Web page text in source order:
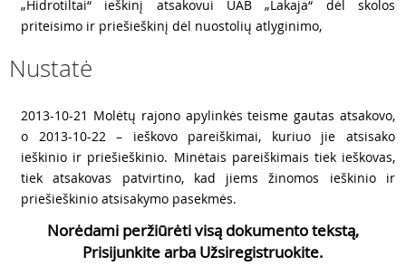
„Hidrotiltai“ ieškinį atsakovui UAB „Lakaja“ dėl skolos
priteisimo ir priešieškinį dėl nuostolių atlyginimo,
Nustatė
2013-10-21 Molėtų rajono apylinkės teisme gautas atsakovo,
o 2013-10-22 – ieškovo pareiškimai, kuriuo jie atsisako
ieškinio ir priešieškinio. Minėtais pareiškimais tiek ieškovas,
tiek atsakovas patvirtino, kad jiems žinomos ieškinio ir
priešieškinio atsisakymo pasekmės.
Norėdami peržiūrėti visą dokumento tekstą,
Prisijunkite arba Užsiregistruokite.